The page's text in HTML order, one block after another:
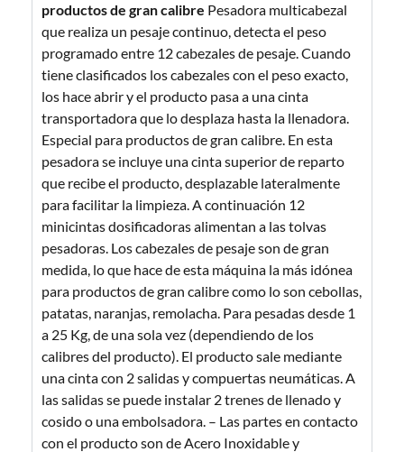
productos de gran calibre Pesadora multicabezal
que realiza un pesaje continuo, detecta el peso
programado entre 12 cabezales de pesaje. Cuando
tiene clasificados los cabezales con el peso exacto,
los hace abrir y el producto pasa a una cinta
transportadora que lo desplaza hasta la llenadora.
Especial para productos de gran calibre. En esta
pesadora se incluye una cinta superior de reparto
que recibe el producto, desplazable lateralmente
para facilitar la limpieza. A continuación 12
minicintas dosificadoras alimentan a las tolvas
pesadoras. Los cabezales de pesaje son de gran
medida, lo que hace de esta máquina la más idónea
para productos de gran calibre como lo son cebollas,
patatas, naranjas, remolacha. Para pesadas desde 1
a 25 Kg, de una sola vez (dependiendo de los
calibres del producto). El producto sale mediante
una cinta con 2 salidas y compuertas neumáticas. A
las salidas se puede instalar 2 trenes de llenado y
cosido o una embolsadora. – Las partes en contacto
con el producto son de Acero Inoxidable y